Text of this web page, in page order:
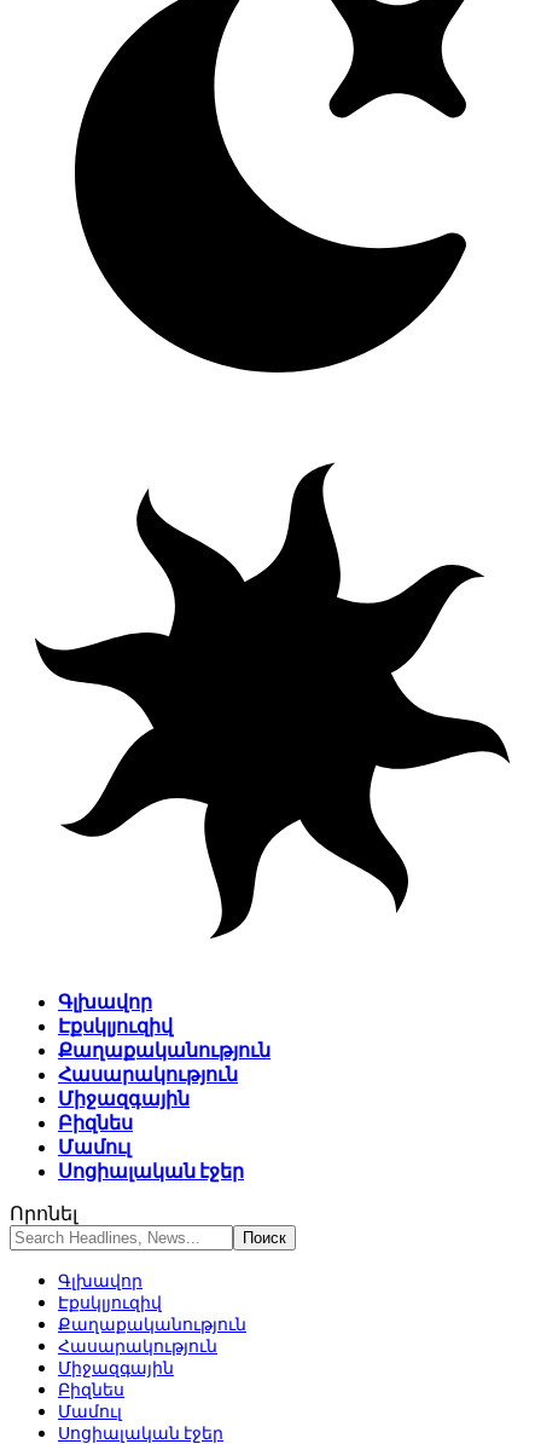
Գլխավոր
Էքսկլյուզիվ
Քաղաքականություն
Հասարակություն
Միջազգային
Բիզնես
Մամուլ
Սոցիալական էջեր
Որոնել
Գլխավոր
Էքսկլյուզիվ
Քաղաքականություն
Հասարակություն
Միջազգային
Բիզնես
Մամուլ
Սոցիալական էջեր